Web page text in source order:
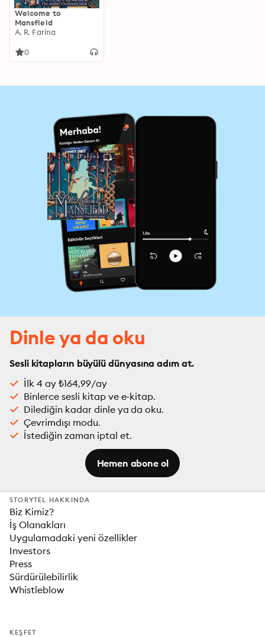
Welcome to
Mansfield
A. R. Farina
0
Dinle ya da oku
Sesli kitapların büyülü dünyasına adım at.
İlk 4 ay ₺164,99/ay
Binlerce sesli kitap ve e-kitap.
Dilediğin kadar dinle ya da oku.
Çevrimdışı modu.
İstediğin zaman iptal et.
Hemen abone ol
STORYTEL HAKKINDA
Biz Kimiz?
İş Olanakları
Uygulamadaki yeni özellikler
Investors
Press
Sürdürülebilirlik
Whistleblow
KEŞFET